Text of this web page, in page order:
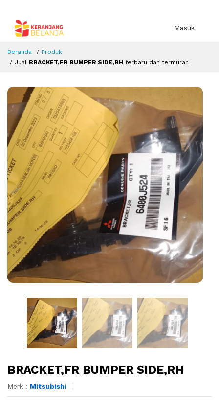
Masuk
Beranda
Produk
Jual BRACKET,FR BUMPER SIDE,RH terbaru dan termurah
BRACKET,FR BUMPER SIDE,RH
Merk : Mitsubishi